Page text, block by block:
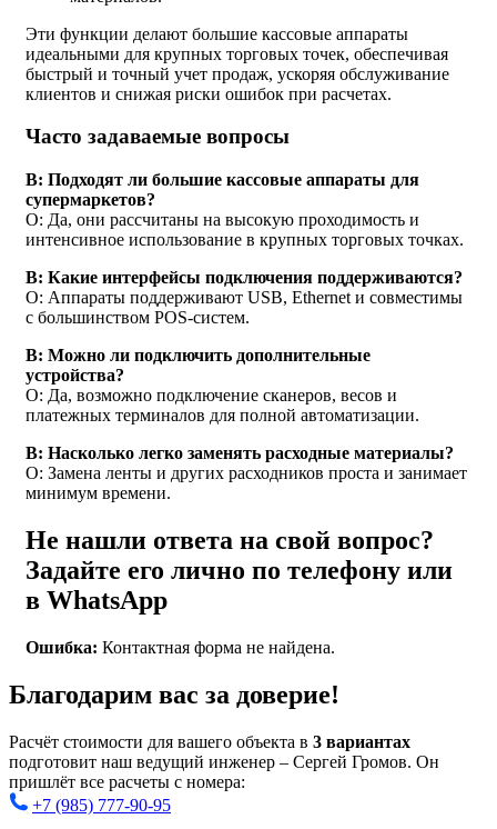
Эти функции делают большие кассовые аппараты
идеальными для крупных торговых точек, обеспечивая
быстрый и точный учет продаж, ускоряя обслуживание
клиентов и снижая риски ошибок при расчетах.
Часто задаваемые вопросы
В: Подходят ли большие кассовые аппараты для
супермаркетов?
О: Да, они рассчитаны на высокую проходимость и
интенсивное использование в крупных торговых точках.
В: Какие интерфейсы подключения поддерживаются?
О: Аппараты поддерживают USB, Ethernet и совместимы
с большинством POS-систем.
В: Можно ли подключить дополнительные
устройства?
О: Да, возможно подключение сканеров, весов и
платежных терминалов для полной автоматизации.
В: Насколько легко заменять расходные материалы?
О: Замена ленты и других расходников проста и занимает
минимум времени.
Не нашли ответа на свой вопрос?
Задайте его лично по телефону или
в WhatsApp
Ошибка: Контактная форма не найдена.
Благодарим вас за доверие!
Расчёт стоимости для вашего объекта в 3 вариантах
подготовит наш ведущий инженер – Сергей Громов. Он
пришлёт все расчеты с номера:
+7 (985) 777-90-95